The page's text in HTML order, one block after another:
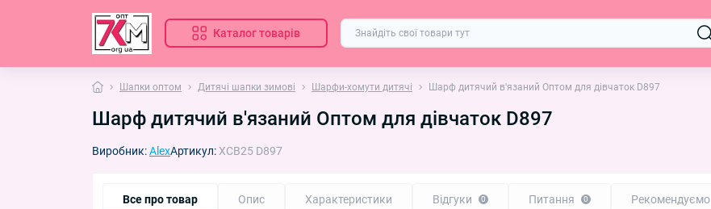
Каталог товарів
Шапки оптом Дитячі шапки зимові Шарфи-хомути дитячі Шарф дитячий в'язаний Оптом для дівчаток D897
Шарф дитячий в'язаний Оптом для дівчаток D897
Виробник:AlexАртикул:XCB25 D897
Все про товар Опис Характеристики Відгуки 0 Питання 0 Рекомендуємо